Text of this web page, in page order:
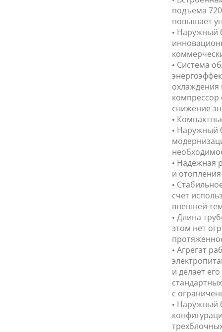
подъема
повышает
• Наружный
• Система
охлаждения
компрессор
снижение
•
• Наружный
• Надежная
и
•
счет
внешней
• Длина
этом нет
• Агрегат
и делает
с
• Наружный